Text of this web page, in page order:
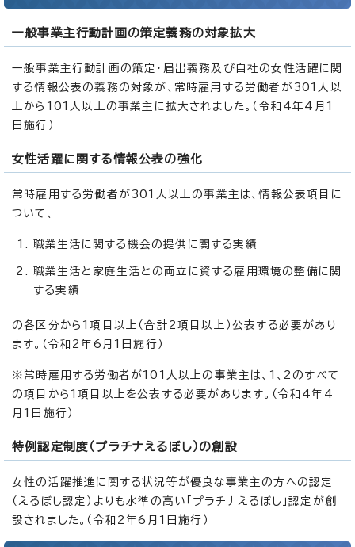
一般事業主行動計画の策定義務の対象拡大
一般事業主行動計画の策定・届出義務及び自社の女性活躍に関
する情報公表の義務の対象が、常時雇用する労働者が301人以
上から101人以上の事業主に拡大されました。（令和4年4月1
日施行）
女性活躍に関する情報公表の強化
常時雇用する労働者が301人以上の事業主は、情報公表項目に
ついて、
職業生活に関する機会の提供に関する実績
職業生活と家庭生活との両立に資する雇用環境の整備に関
する実績
の各区分から1項目以上（合計2項目以上）公表する必要があり
ます。（令和2年6月1日施行）
※常時雇用する労働者が101人以上の事業主は、1、2のすべて
の項目から1項目以上を公表する必要があります。（令和4年4
月1日施行）
特例認定制度（プラチナえるぼし）の創設
女性の活躍推進に関する状況等が優良な事業主の方への認定
（えるぼし認定）よりも水準の高い「プラチナえるぼし」認定が創
設されました。（令和2年6月1日施行）